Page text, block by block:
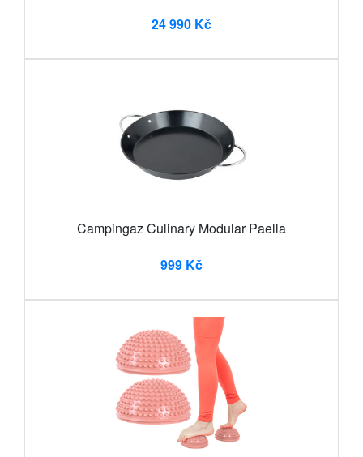
24 990 Kč
Campingaz Culinary Modular Paella
999 Kč